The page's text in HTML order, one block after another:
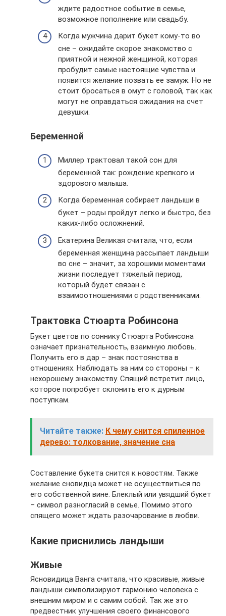
ждите радостное событие в семье,
возможное пополнение или свадьбу.
Когда мужчина дарит букет кому-то во
сне – ожидайте скорое знакомство с
приятной и нежной женщиной, которая
пробудит самые настоящие чувства и
появится желание позвать ее замуж. Но не
стоит бросаться в омут с головой, так как
могут не оправдаться ожидания на счет
девушки.
Беременной
Миллер трактовал такой сон для
беременной так: рождение крепкого и
здорового малыша.
Когда беременная собирает ландыши в
букет – роды пройдут легко и быстро, без
каких-либо осложнений.
Екатерина Великая считала, что, если
беременная женщина рассыпает ландыши
во сне – значит, за хорошими моментами
жизни последует тяжелый период,
который будет связан с
взаимоотношениями с родственниками.
Трактовка Стюарта Робинсона
Букет цветов по соннику Стюарта Робинсона
означает признательность, взаимную любовь.
Получить его в дар – знак постоянства в
отношениях. Наблюдать за ним со стороны – к
нехорошему знакомству. Спящий встретит лицо,
которое попробует склонить его к дурным
поступкам.
Читайте также: К чему снится спиленное
дерево: толкование, значение сна
Составление букета снится к новостям. Также
желание сновидца может не осуществиться по
его собственной вине. Блеклый или увядший букет
– символ разногласий в семье. Помимо этого
спящего может ждать разочарование в любви.
Какие приснились ландыши
Живые
Ясновидица Ванга считала, что красивые, живые
ландыши символизируют гармонию человека с
внешним миром и с самим собой. Так же это
предвестник улучшения своего финансового